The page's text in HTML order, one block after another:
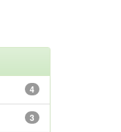
4
3